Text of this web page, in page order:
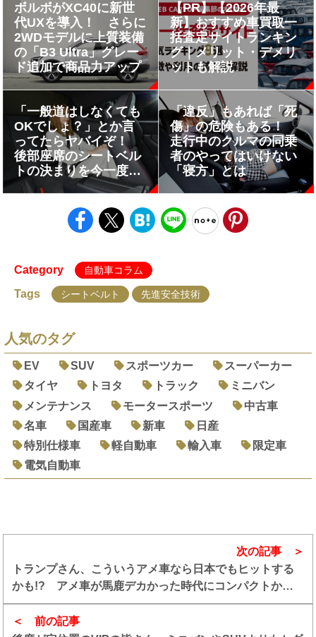
ボルボがXC40に新世
代UXを導入！ さらに
2WDモデルに上質装備
の「B3 Ultra」グレー
ド追加で商品力アップ
【PR】【2026年最
新】おすすめ車買取一
括査定サイトランキン
グ｜メリット・デメリ
ットも解説
「一般道はしなくても
OKでしょ？」とか言
ってたらヤバイぞ！
後部座席のシートベル
トの決まりを今一度ハ
ッキリさせる
「違反」もあれば「死
傷」の危険もある！
走行中のクルマの同乗
者のやってはいけない
「寝方」とは
Category 自動車コラム
Tags シートベルト 先進安全技術
人気のタグ
EV SUV スポーツカー
スーパーカー
タイヤ
トヨタ トラック
ミニバン
メンテナンス
モータースポーツ
中古車
名車
国産車 新車
日産
特別仕様車
軽自動車 輸入車
限定車
電気自動車
前の記事
次の記事
トランプさん、こういうアメ車なら日本でもヒットする
かも!? アメ車が馬鹿デカかった時代にコンパクトかつ
キュートなルックスで売れまくったナッシュ・メトロポ
リタン